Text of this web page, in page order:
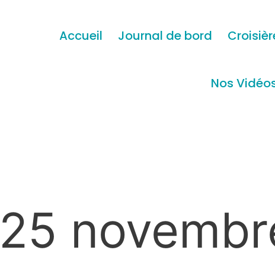
Accueil Journal de bord
Nos